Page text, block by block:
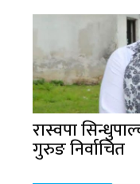
रास्वपा
गुरुङ निर्वाचित